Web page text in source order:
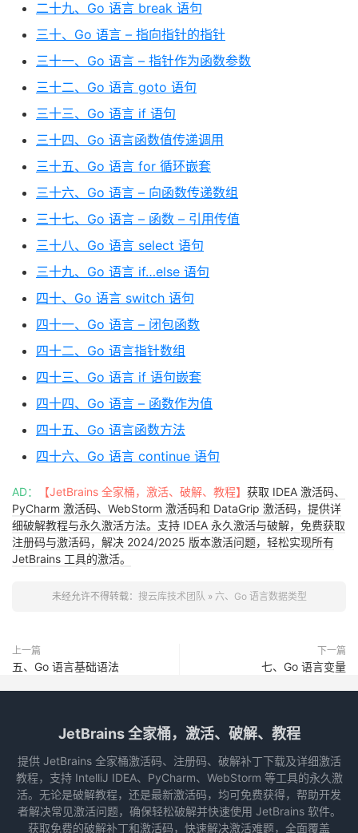
二十九、Go 语言 break 语句
三十、Go 语言 – 指向指针的指针
三十一、Go 语言 – 指针作为函数参数
三十二、Go 语言 goto 语句
三十三、Go 语言 if 语句
三十四、Go 语言函数值传递调用
三十五、Go 语言 for 循环嵌套
三十六、Go 语言 – 向函数传递数组
三十七、Go 语言 – 函数 – 引用传值
三十八、Go 语言 select 语句
三十九、Go 语言 if…else 语句
四十、Go 语言 switch 语句
四十一、Go 语言 – 闭包函数
四十二、Go 语言指针数组
四十三、Go 语言 if 语句嵌套
四十四、Go 语言 – 函数作为值
四十五、Go 语言函数方法
四十六、Go 语言 continue 语句
AD： 【JetBrains 全家桶，激活、破解、教程】 获取 IDEA 激活码、
PyCharm 激活码、WebStorm 激活码和 DataGrip 激活码，提供详
细破解教程与永久激活方法。支持 IDEA 永久激活与破解，免费获取
注册码与激活码，解决 2024/2025 版本激活问题，轻松实现所有
JetBrains 工具的激活。
未经允许不得转载： 搜云库技术团队 » 六、Go 语言数据类型
上一篇
五、Go 语言基础语法
下一篇
七、Go 语言变量
JetBrains 全家桶，激活、破解、教程
提供 JetBrains 全家桶激活码、注册码、破解补丁下载及详细激活
教程，支持 IntelliJ IDEA、PyCharm、WebStorm 等工具的永久激
活。无论是破解教程，还是最新激活码，均可免费获得，帮助开发
者解决常见激活问题，确保轻松破解并快速使用 JetBrains 软件。
获取免费的破解补丁和激活码，快速解决激活难题，全面覆盖